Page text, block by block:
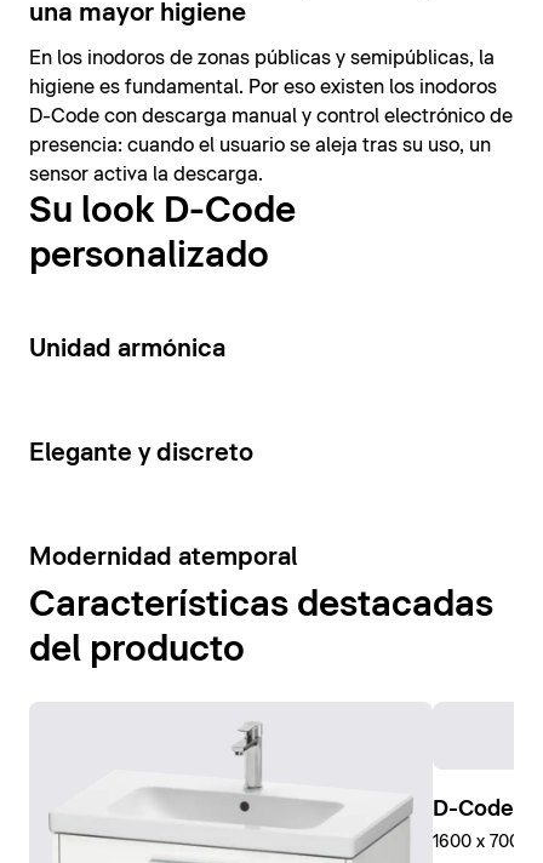
una mayor higiene
En los inodoros de zonas públicas y semipúblicas, la
higiene es fundamental. Por eso existen los inodoros
D-Code con descarga manual y control electrónico de
presencia: cuando el usuario se aleja tras su uso, un
sensor activa la descarga.
Su look D-Code
personalizado
14
Unidad armónica
15
Elegante y discreto
10
Modernidad atemporal
Características destacadas
del producto
D-Code
1600 x 700